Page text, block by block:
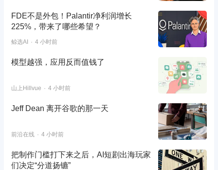
FDE不是外包！Palantir净利润增长
225%，带来了哪些希望？
鲸选AI 4 小时前
模型越强，应用反而值钱了
山上Hillvue 4 小时前
Jeff Dean 离开谷歌的那一天
前沿在线 4 小时前
把制作门槛打下来之后，AI短剧出海玩家
们决定“分道扬镳”